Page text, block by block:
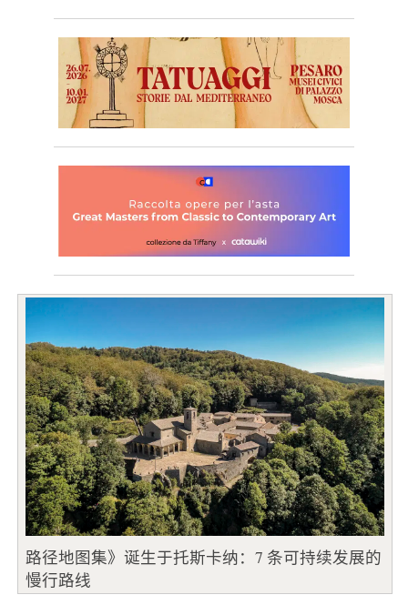
路径地图集》诞生于托斯卡纳：7 条可持续发展的
慢行路线